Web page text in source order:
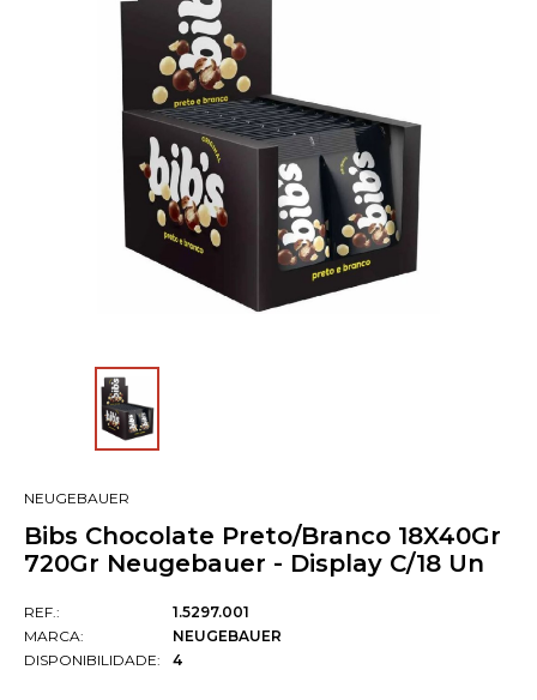
NEUGEBAUER
Bibs Chocolate Preto/Branco 18X40Gr
720Gr Neugebauer - Display C/18 Un
REF.:
MARCA:
DISPONIBILIDADE:
1.5297.001
NEUGEBAUER
4